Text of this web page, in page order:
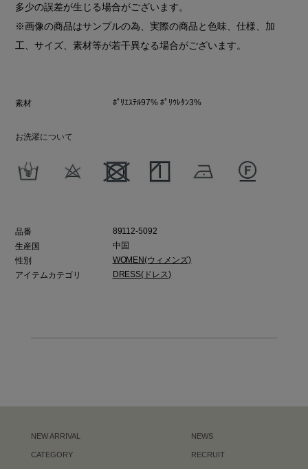
多少の誤差が生じる場合がございます。
※画像の商品はサンプルの為、実際の商品と色味、仕様、加
工、サイズ、素材等が若干異なる場合がございます。
素材 ﾎﾟﾘｴｽﾃﾙ97% ﾎﾟﾘｳﾚﾀﾝ3%
お洗濯について
品番
89112-5092
生産国
中国
性別
WOMEN(ウィメンズ)
アイテムカテゴリ
DRESS(ドレス)
NEW ARRIVAL
CATEGORY
NEWS
RECRUIT